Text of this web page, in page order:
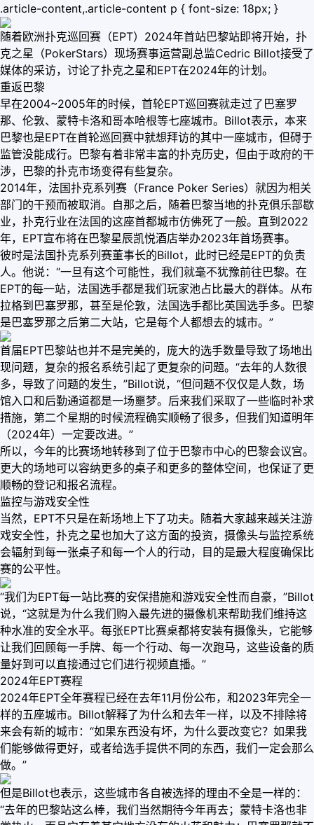
.article-content,.article-content p { font-size: 18px; }
随着欧洲扑克巡回赛（EPT）2024年首站巴黎站即将开始，扑
克之星（PokerStars）现场赛事运营副总监Cedric Billot接受了
媒体的采访，讨论了扑克之星和EPT在2024年的计划。
重返巴黎
早在2004~2005年的时候，首轮EPT巡回赛就走过了巴塞罗
那、伦敦、蒙特卡洛和哥本哈根等七座城市。Billot表示，本来
巴黎也是EPT在首轮巡回赛中就想拜访的其中一座城市，但碍于
监管没能成行。巴黎有着非常丰富的扑克历史，但由于政府的干
涉，巴黎的扑克市场变得有些复杂。
2014年，法国扑克系列赛（France Poker Series）就因为相关
部门的干预而被取消。自那之后，随着巴黎当地的扑克俱乐部歇
业，扑克行业在法国的这座首都城市仿佛死了一般。直到2022
年，EPT宣布将在巴黎星辰凯悦酒店举办2023年首场赛事。
彼时是法国扑克系列赛董事长的Billot，此时已经是EPT的负责
人。他说：“一旦有这个可能性，我们就毫不犹豫前往巴黎。在
EPT的每一站，法国选手都是我们玩家池占比最大的群体。从布
拉格到巴塞罗那，甚至是伦敦，法国选手都比英国选手多。巴黎
是巴塞罗那之后第二大站，它是每个人都想去的城市。”
首届EPT巴黎站也并不是完美的，庞大的选手数量导致了场地出
现问题，复杂的报名系统引起了更复杂的问题。“去年的人数很
多，导致了问题的发生，”Billot说，“但问题不仅仅是人数，场
馆入口和后勤通道都是一场噩梦。后来我们采取了一些临时补求
措施，第二个星期的时候流程确实顺畅了很多，但我们知道明年
（2024年）一定要改进。”
所以，今年的比赛场地转移到了位于巴黎市中心的巴黎会议宫。
更大的场地可以容纳更多的桌子和更多的整体空间，也保证了更
顺畅的登记和报名流程。
监控与游戏安全性
当然，EPT不只是在新场地上下了功夫。随着大家越来越关注游
戏安全性，扑克之星也加大了这方面的投资，摄像头与监控系统
会辐射到每一张桌子和每一个人的行动，目的是最大程度确保比
赛的公平性。
“我们为EPT每一站比赛的安保措施和游戏安全性而自豪，”Billot
说，“这就是为什么我们购入最先进的摄像机来帮助我们维持这
种水准的安全水平。每张EPT比赛桌都将安装有摄像头，它能够
让我们回顾每一手牌、每一个行动、每一次跑马，这些设备的质
量好到可以直接通过它们进行视频直播。”
2024年EPT赛程
2024年EPT全年赛程已经在去年11月份公布，和2023年完全一
样的五座城市。Billot解释了为什么和去年一样，以及不排除将
来会有新的城市：“如果东西没有坏，为什么要改变它？如果我
们能够做得更好，或者给选手提供不同的东西，我们一定会那么
做。”
但是Billot也表示，这些城市各自被选择的理由不全是一样的：
“去年的巴黎站这么棒，我们当然期待今年再去；蒙特卡洛也非